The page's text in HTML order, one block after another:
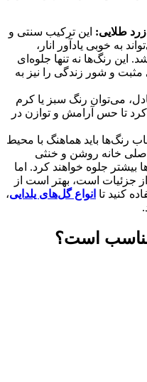
طلایی: این ترکیب سنتی و
به خوبی یادآور انار،
این رنگ‌ها نه تنها جلوه‌ای
مثبت و شور زندگی را نیز به
می‌توان رنگ سبز یا کرم
تا حس آرامش و توازن در
رنگ‌ها باید هماهنگ با محیط
اصلی خانه روشن و خنثی
جلوه خواهند کرد. اما
جزئیات است، بهتر است از
کنید تا انواع گل‌های یلدایی،
است؟